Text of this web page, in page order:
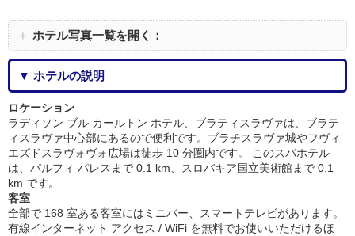
＋ ホテル写真一覧を開く：
▼ ホテルの説明
ロケーション
ラディソン ブル カールトン ホテル、ブラティスラヴァは、ブラテ
ィスラヴァ中心部にあるので便利です。ブラチスラヴァ城やフヴィ
エズドスラヴォヴォ広場は徒歩 10 分圏内です。 このスパホテル
は、パルフィ パレスまで 0.1 km、スロバキア国立美術館まで 0.1
km です。
客室
全部で 168 室ある客室にはミニバー、スマートテレビがあります。
有線インターネット アクセス / WiFi を無料でお使いいただけるほ